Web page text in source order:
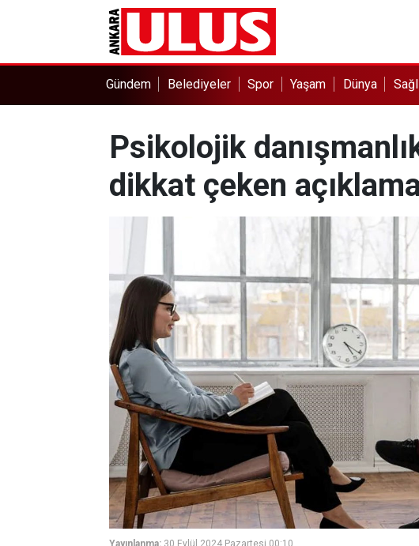
Gündem Belediyeler Spor Yaşam Dünya
Psikolojik
dikkat çeken
Yayınlanma: 30 Eylül 2024 Pazartesi 00:10